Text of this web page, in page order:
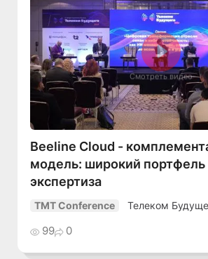
Смотреть видео
Beeline Cloud -
модель: широкий портфель
экспертиза
TMT Conference Телеком
99 0